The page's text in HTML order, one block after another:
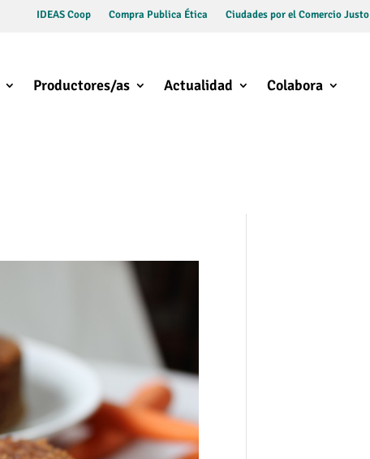
IDEAS Coop Compra Publica Ética Ciudades por el Comercio Justo
Productores/as Actualidad Colabora